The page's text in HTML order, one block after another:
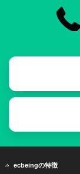
ecbeingの特徴